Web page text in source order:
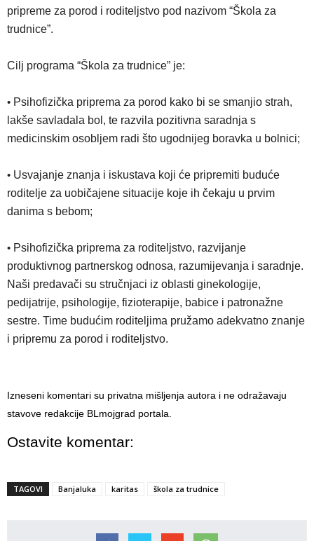
pripreme za porod i roditeljstvo pod nazivom “Škola za
trudnice”.
Cilj programa “Škola za trudnice” je:
• Psihofizička priprema za porod kako bi se smanjio strah,
lakše savladala bol, te razvila pozitivna saradnja s
medicinskim osobljem radi što ugodnijeg boravka u bolnici;
• Usvajanje znanja i iskustava koji će pripremiti buduće
roditelje za uobičajene situacije koje ih čekaju u prvim
danima s bebom;
• Psihofizička priprema za roditeljstvo, razvijanje
produktivnog partnerskog odnosa, razumijevanja i saradnje.
Naši predavači su stručnjaci iz oblasti ginekologije,
pedijatrije, psihologije, fizioterapije, babice i patronažne
sestre. Time budućim roditeljima pružamo adekvatno znanje
i pripremu za porod i roditeljstvo.
Izneseni komentari su privatna mišljenja autora i ne odražavaju
stavove redakcije BLmojgrad portala.
Ostavite komentar:
TAGOVI Banjaluka karitas škola za trudnice